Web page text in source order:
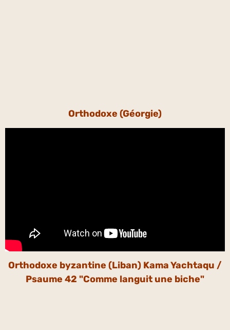
Orthodoxe (Géorgie)
Orthodoxe byzantine (Liban) Kama Yachtaqu /
Psaume 42 "Comme languit une biche"